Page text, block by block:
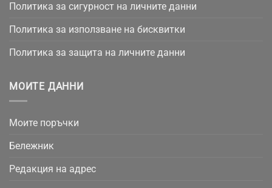
Политика за сигурност на личните данни
Политика за използване на бисквитки
Политика за защита на личните данни
МОИТЕ ДАННИ
Моите поръчки
Бележник
Редакция на адрес